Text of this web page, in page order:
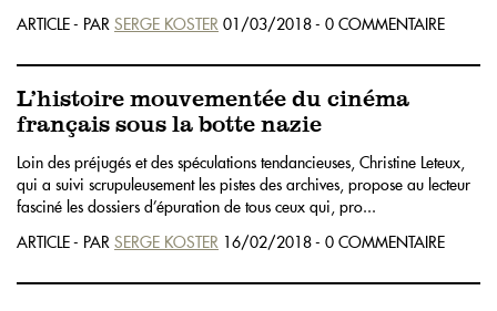
ARTICLE - PAR SERGE KOSTER 01/03/2018 - 0 COMMENTAIRE
L’histoire mouvementée du cinéma
français sous la botte nazie
Loin des préjugés et des spéculations tendancieuses, Christine Leteux,
qui a suivi scrupuleusement les pistes des archives, propose au lecteur
fasciné les dossiers d’épuration de tous ceux qui, pro...
ARTICLE - PAR SERGE KOSTER 16/02/2018 - 0 COMMENTAIRE